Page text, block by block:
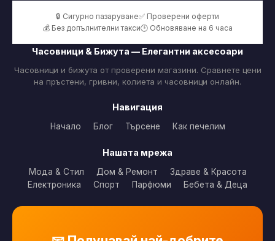
🔒 Сигурно пазаруване✅ Проверени оферти
💰 Без допълнителни такси🕒 Обновяване на 6 часа
Часовници & Бижута — Елегантни аксесоари
Часовници и бижута от проверени магазини. Сравнете цени
на пръстени, гривни, колиета и часовници онлайн.
Навигация
Начало Блог Търсене Как печелим
Нашата мрежа
Мода & Стил Дом & Ремонт
Здраве & Красота
Електроника
Спорт Парфюми Бебета & Деца